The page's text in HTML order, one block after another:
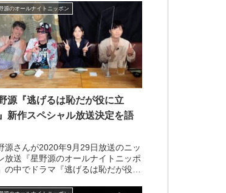
ていました。 ご加入済みの方のお
には既に届いていらっしゃる頃かと
ますが・・・！！ W...
源のオールナイトニッポン
源『逃げるは恥だが役に立
新作スペシャル放送決定を語
源さんが2020年9月29日放送のニッ
放送『星野源のオールナイトニッポ
の中でドラマ『逃げるは恥だが役に